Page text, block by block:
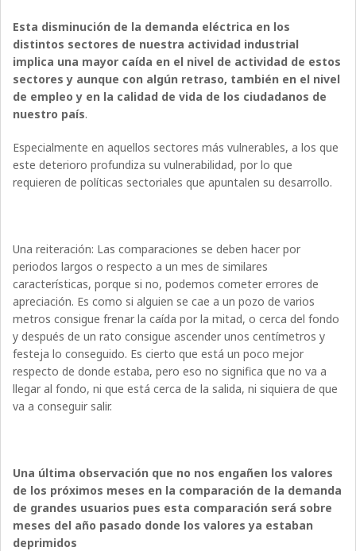
Esta disminución de la demanda eléctrica en los
distintos sectores de nuestra actividad industrial
implica una mayor caída en el nivel de actividad de estos
sectores y aunque con algún retraso, también en el nivel
de empleo y en la calidad de vida de los ciudadanos de
nuestro país.
Especialmente en aquellos sectores más vulnerables, a los que
este deterioro profundiza su vulnerabilidad, por lo que
requieren de políticas sectoriales que apuntalen su desarrollo.
Una reiteración: Las comparaciones se deben hacer por
periodos largos o respecto a un mes de similares
características, porque si no, podemos cometer errores de
apreciación. Es como si alguien se cae a un pozo de varios
metros consigue frenar la caída por la mitad, o cerca del fondo
y después de un rato consigue ascender unos centímetros y
festeja lo conseguido. Es cierto que está un poco mejor
respecto de donde estaba, pero eso no significa que no va a
llegar al fondo, ni que está cerca de la salida, ni siquiera de que
va a conseguir salir.
Una última observación que no nos engañen los valores
de los próximos meses en la comparación de la demanda
de grandes usuarios pues esta comparación será sobre
meses del año pasado donde los valores ya estaban
deprimidos